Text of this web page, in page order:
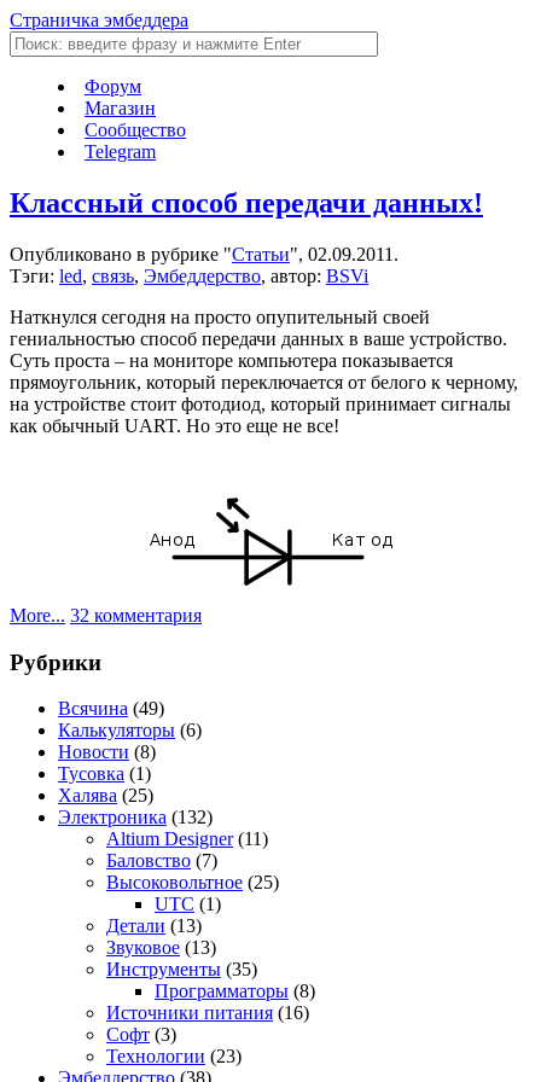
Страничка эмбеддера
Форум
Магазин
Сообщество
Telegram
Классный способ передачи данных!
Опубликовано в рубрике "Статьи", 02.09.2011.
Тэги: led, связь, Эмбеддерство, автор: BSVi
Наткнулся сегодня на просто опупительный своей
гениальностью способ передачи данных в ваше устройство.
Суть проста – на мониторе компьютера показывается
прямоугольник, который переключается от белого к черному,
на устройстве стоит фотодиод, который принимает сигналы
как обычный UART. Но это еще не все!
More... 32 комментарияк
Рубрики
Всячина (49)
Калькуляторы (6)
Новости (8)
Тусовка (1)
Халява (25)
Электроника (132)
Altium Designer(11)
Баловство (7)
Высоковольтное (25)
UTC (1)
Детали (13)
Звуковое (13)
Инструменты (35)
Программаторы (8)
Источники питания (16)
Софт (3)
Технологии (23)